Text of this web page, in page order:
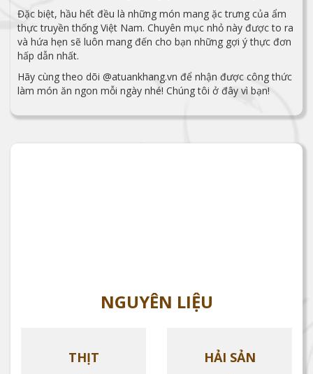
Đặc biệt, hầu hết đều là những món mang ặc trưng của ẩm
thực truyền thống Việt Nam. Chuyên mục nhỏ này được to ra
và hứa hẹn sẽ luôn mang đến cho bạn những gợi ý thực đơn
hấp dẫn nhất.
Hãy cùng theo dõi @atuankhang.vn để nhận được công thức
làm món ăn ngon mỗi ngày nhé! Chúng tôi ở đây vì bạn!
NGUYÊN LIỆU
THỊT HẢI SẢN